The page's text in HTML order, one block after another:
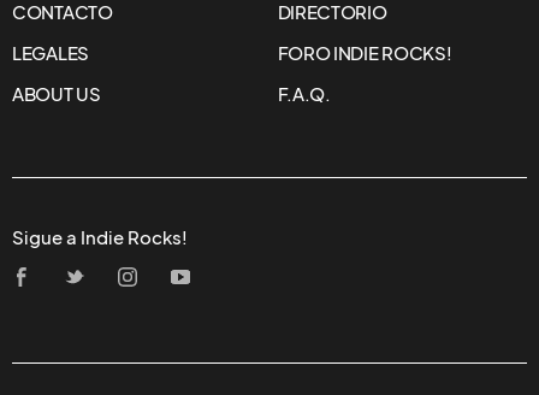
CONTACTO
DIRECTORIO
LEGALES
FORO INDIE ROCKS!
ABOUT US
F.A.Q.
Sigue a Indie Rocks!